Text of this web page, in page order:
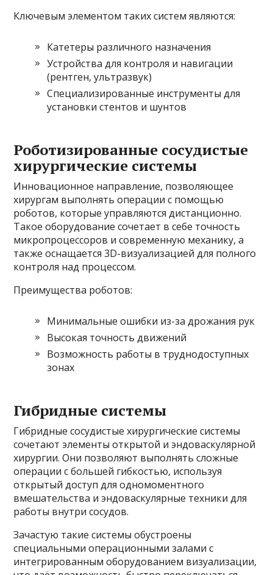
Ключевым элементом таких систем являются:
Катетеры различного назначения
Устройства для контроля и навигации
(рентген, ультразвук)
Специализированные инструменты для
установки стентов и шунтов
Роботизированные сосудистые
хирургические системы
Инновационное направление, позволяющее
хирургам выполнять операции с помощью
роботов, которые управляются дистанционно.
Такое оборудование сочетает в себе точность
микропроцессоров и современную механику, а
также оснащается 3D-визуализацией для полного
контроля над процессом.
Преимущества роботов:
Минимальные ошибки из-за дрожания рук
Высокая точность движений
Возможность работы в труднодоступных
зонах
Гибридные системы
Гибридные сосудистые хирургические системы
сочетают элементы открытой и эндоваскулярной
хирургии. Они позволяют выполнять сложные
операции с большей гибкостью, используя
открытый доступ для одномоментного
вмешательства и эндоваскулярные техники для
работы внутри сосудов.
Зачастую такие системы обустроены
специальными операционными залами с
интегрированным оборудованием визуализации,